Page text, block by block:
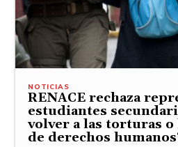
NOTICIAS
RENACE rechaza
estudiantes
volver a las torturas o
de derechos